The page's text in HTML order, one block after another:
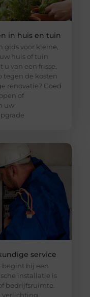
in huis en tuin
gids voor kleine,
huis of tuin
u van een frisse,
tegen de kosten
renovatie? Goed
of
uw
service
begint bij een
installatie is
bedrijfsruimte.